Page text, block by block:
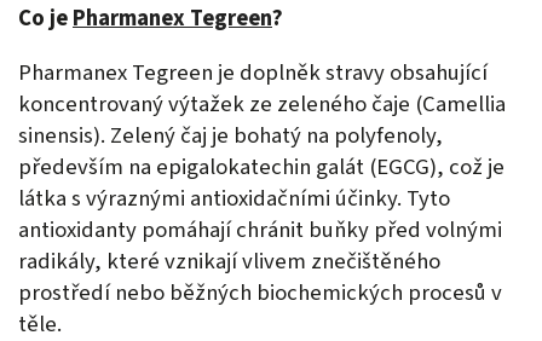
Co jePharmanex Tegreen?
Pharmanex Tegreen je doplněk stravy obsahující
koncentrovaný výtažek ze zeleného čaje (Camellia
sinensis). Zelený čaj je bohatý na polyfenoly,
především na epigalokatechin galát (EGCG), což je
látka s výraznými antioxidačními účinky. Tyto
antioxidanty pomáhají chránit buňky před volnými
radikály, které vznikají vlivem znečištěného
prostředí nebo běžných biochemických procesů v
těle.